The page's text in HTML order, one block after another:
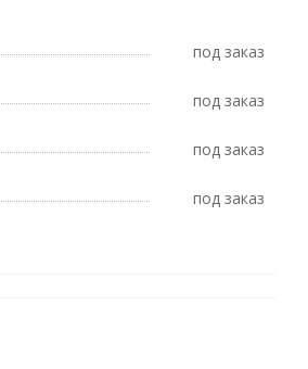
Под заказ
Под заказ
Под заказ
Под заказ